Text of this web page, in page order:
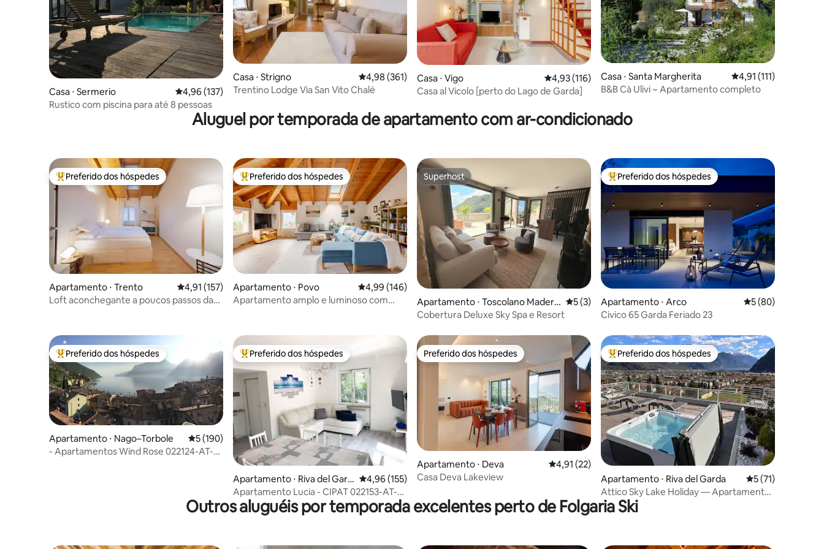
Casa ⋅ Sermerio 4,96 de uma avaliação média de 5, 137 avaliações
4,96 (137)
Rustico com piscina para até 8 pessoas
Casa ⋅ Strigno 4,98 de uma avaliação média de 5, 361 avaliações
4,98 (361)
Trentino Lodge Via San Vito Chalé
Casa ⋅ Vigo 4,93 de uma avaliação média de 5, 116 avaliações
4,93 (116)
Casa al Vicolo [perto do Lago de Garda]
Casa ⋅ Santa Margherita 4,91 de uma
4,91 (111)
B&B Cà Ulivi ~ Apartamento completo
Aluguel por temporada de apartamento com ar-condicionado
Entre os melhores preferidos dos hóspedes
Preferido dos hóspedes
Apartamento ⋅ Trento 4,91 de uma avaliação média de 5, 157 avaliações
4,91 (157)
Loft aconchegante a poucos passos da
Entre os melhores preferidos dos hóspedes
Preferido dos hóspedes
Apartamento ⋅ Povo 4,99 de uma avaliação média de 5, 146 avaliações
4,99 (146)
Apartamento amplo e luminoso com
Superhost
Superhost
Apartamento ⋅ Toscolano Madern
o
5 de uma avaliação média de 5, 3 avaliações
5 (3)
Cobertura Deluxe Sky Spa e Resort
Entre os melhores preferidos dos hóspedes
Preferido dos hóspedes
Apartamento ⋅ Arco 5 de uma
5 (80)
Civico 65 Garda Feriado 23
Entre os melhores preferidos dos hóspedes
Preferido dos hóspedes
Apartamento ⋅ Nago–Torbole 5 de uma avaliação média de 5, 190 avaliações
5 (190)
- Apartamentos Wind Rose 022124-AT-
Entre os melhores preferidos dos hóspedes
Preferido dos hóspedes
Apartamento ⋅ Riva del Gard
a
4,96 de uma avaliação média de 5, 155 avaliações
4,96 (155)
Apartamento Lucia - CIPAT 022153-AT-
484363
Preferido dos hóspedes
Preferido dos hóspedes
Apartamento ⋅ Deva 4,91 de uma avaliação média de 5, 22 avaliações
4,91 (22)
Casa Deva Lakeview
Entre os melhores preferidos dos hóspedes
Preferido dos hóspedes
Apartamento ⋅ Riva del Garda 5 de uma
5 (71)
Attico Sky Lake Holiday — Apartamento
de luxo
Outros aluguéis por temporada excelentes perto de Folgaria Ski